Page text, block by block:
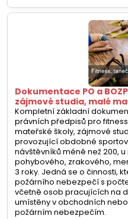
Dokumentace PO a
zájmové studia, malé
Kompletní základní
právních předpisů pro
mateřské školy, zájmové
provozující obdobné
návštěvníků méně než 200,
pohybového, zrakového,
3 roky. Jedná se o činnosti,
požárního nebezpečí s
včetně osob pracujících na
umístěny v obchodních
požárním nebezpečím.